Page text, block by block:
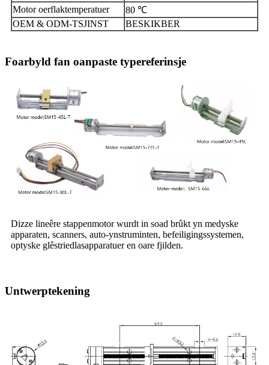
Motor oerflaktemperatuer
80 ℃
OEM & ODM-TSJINST
BESKIKBER
Foarbyld fan oanpaste typereferinsje
Dizze lineêre stappenmotor wurdt in soad brûkt yn medyske
apparaten, scanners, auto-ynstruminten, befeiligingssystemen,
optyske glêstriedlasapparatuer en oare fjilden.
Untwerptekening